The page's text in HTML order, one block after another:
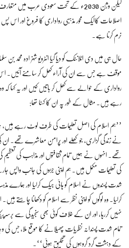
لیکن وژن 2030ء کے تحت سعودی عرب میں
اصلاحات کاایک محور مذہبی رواداری کا فروغ اور اس
نرم کرنا ہے۔
حال ہی میں دی اٹلانٹک کو دیا گیا انٹرویو شہزادہ محمد
موقف ہے جس سے ان کی آراء کھل کر سامنے آئیں۔
رواداری کے حوالے سے کھل کر باتیں کیں اور یہ کہا
رہے ہیں۔ مثال کے طور پہ ان کا کہنا تھا:
’’ہم اسلام کی اصل تعلیمات کی طرف لوٹ رہے ہیں،
نے زندگی گزاری، جو کُھلے اور پُرامن معاشرے تھے۔ ان
تھے۔ انہوں نے ہمیں تمام ثقافتوں اور مذاہب کی تعظیم کی
کی تعلیمات مکمل ہیں۔ ہم اپنی جڑوں کی جانب واپس
شدت پسندوں نے اسلام کو ہائی جیک کرلیا اور ہمارے
کرلیا۔ وہ لوگوں کو اپنی نظر سے اسلام کو دکھانا چاہتے
نہیں کررہا، اور ان کے خلاف کوئی بھی سنجیدگی سے
تمام شدت پسندانہ نظریات پھیلانے کا موقع ملا، جس کی
کے دہشت گرد گروہوں کی تخلیق ہوئی‘‘۔